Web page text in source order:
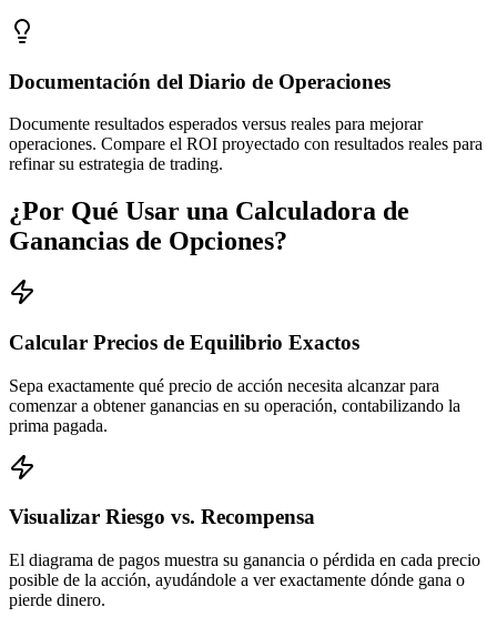
Documentación del Diario de Operaciones
Documente resultados esperados versus reales para mejorar
operaciones. Compare el ROI proyectado con resultados reales para
refinar su estrategia de trading.
¿Por Qué Usar una Calculadora de
Ganancias de Opciones?
Calcular Precios de Equilibrio Exactos
Sepa exactamente qué precio de acción necesita alcanzar para
comenzar a obtener ganancias en su operación, contabilizando la
prima pagada.
Visualizar Riesgo vs. Recompensa
El diagrama de pagos muestra su ganancia o pérdida en cada precio
posible de la acción, ayudándole a ver exactamente dónde gana o
pierde dinero.